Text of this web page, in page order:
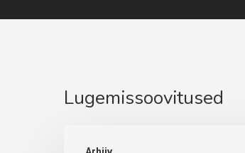
Lugemissoovitused